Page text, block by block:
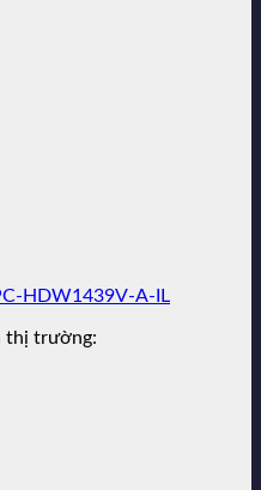
HDW1439V-A-IL
thị trường: